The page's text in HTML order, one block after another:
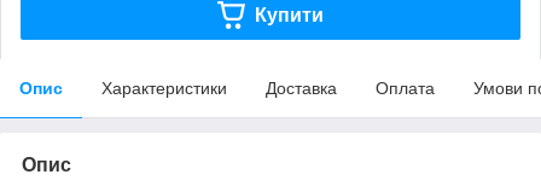
Купити
Опис Характеристики Доставка Оплата Умови
Опис